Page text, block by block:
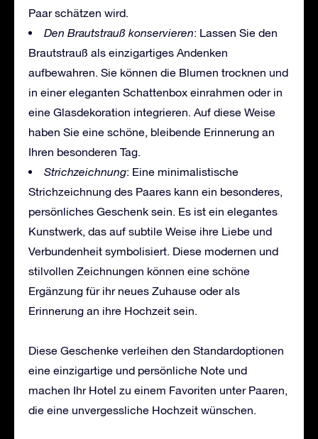
Paar schätzen wird.
Den Brautstrauß konservieren: Lassen Sie den
Brautstrauß als einzigartiges Andenken
aufbewahren. Sie können die Blumen trocknen und
in einer eleganten Schattenbox einrahmen oder in
eine Glasdekoration integrieren. Auf diese Weise
haben Sie eine schöne, bleibende Erinnerung an
Ihren besonderen Tag.
Strichzeichnung: Eine minimalistische
Strichzeichnung des Paares kann ein besonderes,
persönliches Geschenk sein. Es ist ein elegantes
Kunstwerk, das auf subtile Weise ihre Liebe und
Verbundenheit symbolisiert. Diese modernen und
stilvollen Zeichnungen können eine schöne
Ergänzung für ihr neues Zuhause oder als
Erinnerung an ihre Hochzeit sein.
Diese Geschenke verleihen den Standardoptionen
eine einzigartige und persönliche Note und
machen Ihr Hotel zu einem Favoriten unter Paaren,
die eine unvergessliche Hochzeit wünschen.